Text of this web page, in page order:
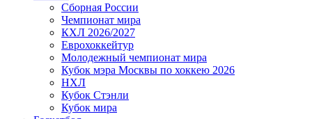
Сборная России
Чемпионат мира
КХЛ 2026/2027
Еврохоккейтур
Молодежный чемпионат мира
Кубок мэра Москвы по хоккею 2026
НХЛ
Кубок Стэнли
Кубок мира